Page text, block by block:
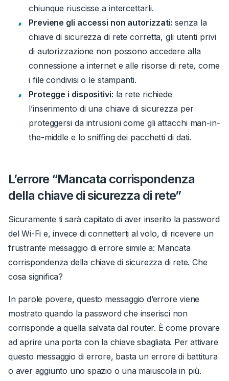
chiunque riuscisse a intercettarli.
Previene gli accessi non autorizzati: senza la
chiave di sicurezza di rete corretta, gli utenti privi
di autorizzazione non possono accedere alla
connessione a internet e alle risorse di rete, come
i file condivisi o le stampanti.
Protegge i dispositivi: la rete richiede
l’inserimento di una chiave di sicurezza per
proteggersi da intrusioni come gli attacchi man-in-
the-middle e lo sniffing dei pacchetti di dati.
L’errore “Mancata corrispondenza
della chiave di sicurezza di rete”
Sicuramente ti sarà capitato di aver inserito la password
del Wi-Fi e, invece di connetterti al volo, di ricevere un
frustrante messaggio di errore simile a: Mancata
corrispondenza della chiave di sicurezza di rete. Che
cosa significa?
In parole povere, questo messaggio d’errore viene
mostrato quando la password che inserisci non
corrisponde a quella salvata dal router. È come provare
ad aprire una porta con la chiave sbagliata. Per attivare
questo messaggio di errore, basta un errore di battitura
o aver aggiunto uno spazio o una maiuscola in più.